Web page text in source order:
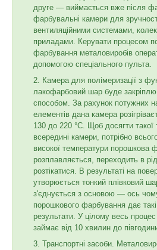
друге — виймається вже після
фарбувальні камери для
вентиляційними системами,
приладами. Керувати процесом
фарбування металовиробів
допомогою спеціального пульта.
Камера для полімеризації з
лакофарбовий шар буде
способом. За рахунок потужних
елементів дана камера
130 до 220 °C. Щоб досягти такої
всередині камери, потрібно
високої температури порошкова
розплавляється, переходить в
розтікатися. В результаті на
утворюється тонкий плівковий
з'єднується з основою — ось
порошкового фарбування дає такі
результати. У цілому весь
займає від 10 хвилин до
Транспортні засоби.